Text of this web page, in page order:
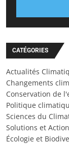
CATÉGORIES
Actualités
Changements
Conservation de
Politique
Sciences du
Solutions et
Écologie et